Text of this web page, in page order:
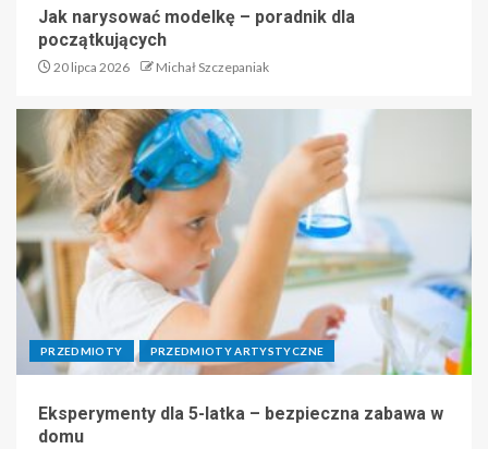
Jak narysować modelkę – poradnik dla
początkujących
20 lipca 2026 Michał Szczepaniak
PRZEDMIOTY PRZEDMIOTY ARTYSTYCZNE
Eksperymenty dla 5-latka – bezpieczna zabawa w
domu